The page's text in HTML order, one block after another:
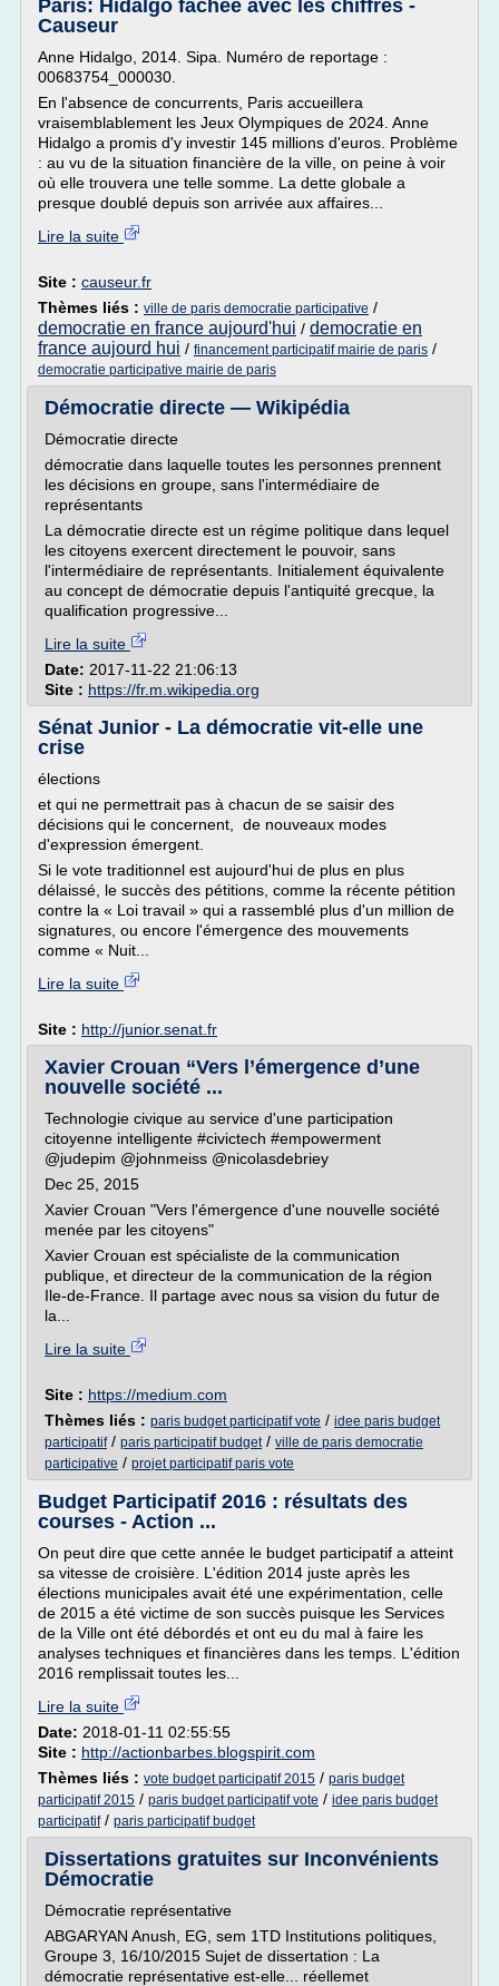
Paris: Hidalgo fâchée avec les chiffres -
Causeur
Anne Hidalgo, 2014. Sipa. Numéro de reportage :
00683754_000030.
En l'absence de concurrents, Paris accueillera
vraisemblablement les Jeux Olympiques de 2024. Anne
Hidalgo a promis d'y investir 145 millions d'euros. Problème
: au vu de la situation financière de la ville, on peine à voir
où elle trouvera une telle somme. La dette globale a
presque doublé depuis son arrivée aux affaires...
Lire la suite
Site : causeur.fr
Thèmes liés : ville de paris democratie participative /
democratie en france aujourd'hui / democratie en
france aujourd hui / financement participatif mairie de paris /
democratie participative mairie de paris
Démocratie directe — Wikipédia
Démocratie directe
démocratie dans laquelle toutes les personnes prennent
les décisions en groupe, sans l'intermédiaire de
représentants
La démocratie directe est un régime politique dans lequel
les citoyens exercent directement le pouvoir, sans
l'intermédiaire de représentants. Initialement équivalente
au concept de démocratie depuis l'antiquité grecque, la
qualification progressive...
Lire la suite
Date: 2017-11-22 21:06:13
Site : https://fr.m.wikipedia.org
Sénat Junior - La démocratie vit-elle une
crise
élections
et qui ne permettrait pas à chacun de se saisir des
décisions qui le concernent, de nouveaux modes
d'expression émergent.
Si le vote traditionnel est aujourd'hui de plus en plus
délaissé, le succès des pétitions, comme la récente pétition
contre la « Loi travail » qui a rassemblé plus d'un million de
signatures, ou encore l'émergence des mouvements
comme « Nuit...
Lire la suite
Site : http://junior.senat.fr
Xavier Crouan “Vers l’émergence d’une
nouvelle société ...
Technologie civique au service d'une participation
citoyenne intelligente #civictech #empowerment
@judepim @johnmeiss @nicolasdebriey
Dec 25, 2015
Xavier Crouan "Vers l'émergence d'une nouvelle société
menée par les citoyens"
Xavier Crouan est spécialiste de la communication
publique, et directeur de la communication de la région
Ile-de-France. Il partage avec nous sa vision du futur de
la...
Lire la suite
Site : https://medium.com
Thèmes liés : paris budget participatif vote / idee paris budget
participatif/ paris participatif budget/ ville de paris democratie
participative / projet participatif paris vote
Budget Participatif 2016 : résultats des
courses - Action ...
On peut dire que cette année le budget participatif a atteint
sa vitesse de croisière. L'édition 2014 juste après les
élections municipales avait été une expérimentation, celle
de 2015 a été victime de son succès puisque les Services
de la Ville ont été débordés et ont eu du mal à faire les
analyses techniques et financières dans les temps. L'édition
2016 remplissait toutes les...
Lire la suite
Date: 2018-01-11 02:55:55
Site : http://actionbarbes.blogspirit.com
Thèmes liés : vote budget participatif 2015 / paris budget
participatif 2015 / paris budget participatif vote / idee paris budget
participatif/ paris participatif budget
Dissertations gratuites sur Inconvénients
Démocratie
Démocratie représentative
ABGARYAN Anush, EG, sem 1TD Institutions politiques,
Groupe 3, 16/10/2015 Sujet de dissertation : La
démocratie représentative est-elle... réellemet